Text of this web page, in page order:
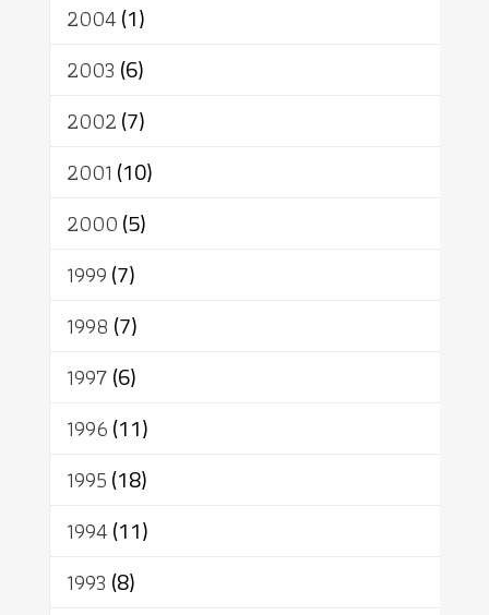
2004(1)
2003 (6)
2002(7)
2001 (10)
2000(5)
1999(7)
1998 (7)
1997(6)
1996(11)
1995(18)
1994(11)
1993 (8)